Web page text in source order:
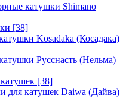
катушки Shimano
[38]
Kosadaka (Косадака)
Русснасть (Нельма)
[38]
для катушек Daiwa (Дайва)